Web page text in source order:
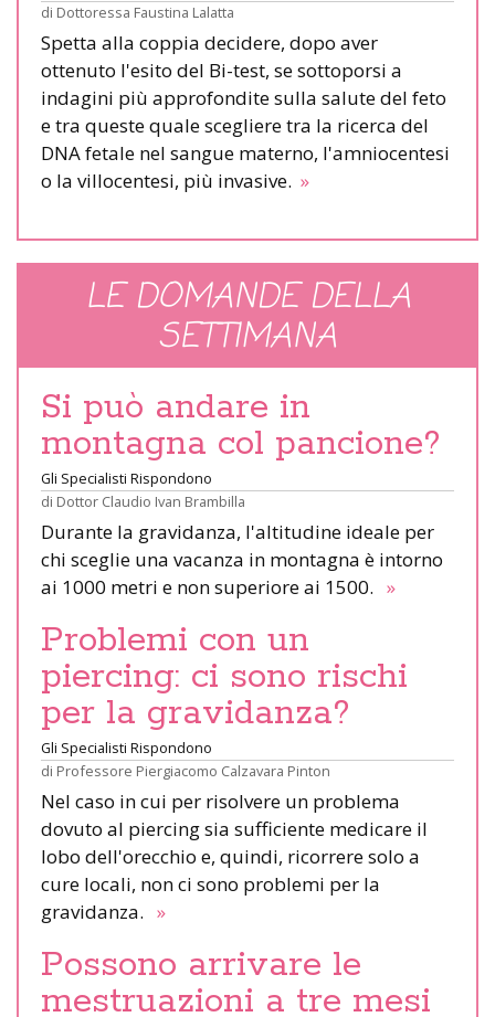
di Dottoressa Faustina Lalatta
Spetta alla coppia decidere, dopo aver
ottenuto l'esito del Bi-test, se sottoporsi a
indagini più approfondite sulla salute del feto
e tra queste quale scegliere tra la ricerca del
DNA fetale nel sangue materno, l'amniocentesi
o la villocentesi, più invasive. »
LE DOMANDE DELLA
SETTIMANA
Si può andare in
montagna col pancione?
Gli Specialisti Rispondono
di Dottor Claudio Ivan Brambilla
Durante la gravidanza, l'altitudine ideale per
chi sceglie una vacanza in montagna è intorno
ai 1000 metri e non superiore ai 1500. »
Problemi con un
piercing: ci sono rischi
per la gravidanza?
Gli Specialisti Rispondono
di Professore Piergiacomo Calzavara Pinton
Nel caso in cui per risolvere un problema
dovuto al piercing sia sufficiente medicare il
lobo dell'orecchio e, quindi, ricorrere solo a
cure locali, non ci sono problemi per la
gravidanza. »
Possono arrivare le
mestruazioni a tre mesi